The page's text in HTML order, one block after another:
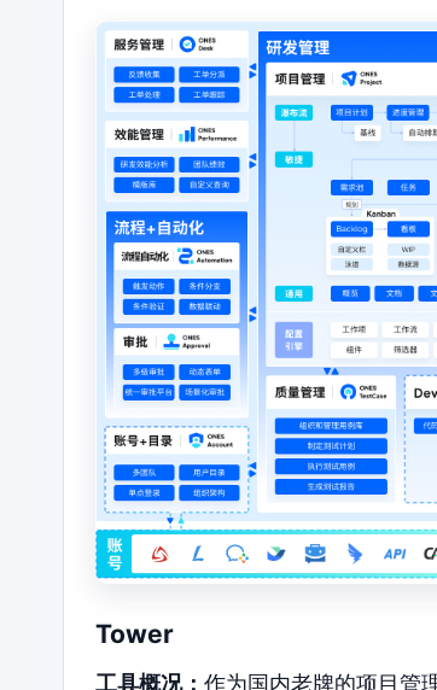
Tower
工具概况： 作为国内老牌的项目管